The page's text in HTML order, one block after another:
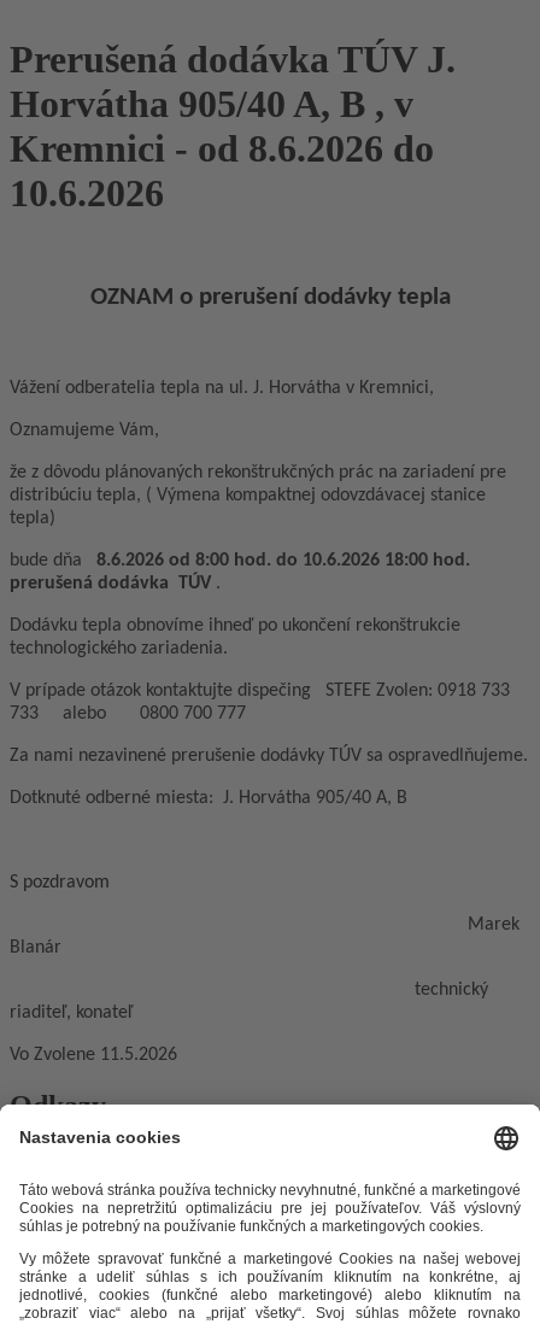
Prerušená dodávka TÚV J.
Horvátha 905/40 A, B , v
Kremnici - od 8.6.2026 do
10.6.2026
OZNAM o prerušení dodávky tepla
Vážení odberatelia tepla na ul. J. Horvátha v Kremnici,
Oznamujeme Vám,
že z dôvodu plánovaných rekonštrukčných prác na zariadení pre
distribúciu tepla, ( Výmena kompaktnej odovzdávacej stanice
tepla)
bude dňa 8.6.2026 od 8:00 hod. do 10.6.2026 18:00 hod.
prerušená dodávka TÚV .
Dodávku tepla obnovíme ihneď po ukončení rekonštrukcie
technologického zariadenia.
V prípade otázok kontaktujte dispečing STEFE Zvolen: 0918 733
733 alebo 0800 700 777
Za nami nezavinené prerušenie dodávky TÚV sa ospravedlňujeme.
Dotknuté odberné miesta: J. Horvátha 905/40 A, B
S pozdravom
Marek
Blanár
technický
riaditeľ, konateľ
Vo Zvolene 11.5.2026
Odkazy
Ochrana osobných údajov
Cenník zemný plyn
Časopis Teplo v
meste Impresum Etický kódex Podmienky a ustanovenia Mapa
stránky
STEFE Zvolen, s.r.o.
Unionka 54